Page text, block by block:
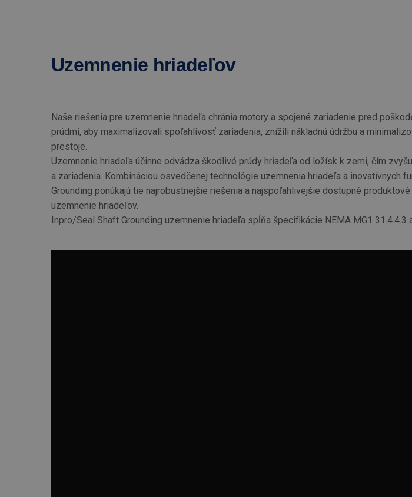
Uzemnenie hriadeľov
Naše riešenia pre uzemnenie hriadeľa chránia motory a spojené zariadenie pred
prúdmi, aby maximalizovali spoľahlivosť zariadenia, znížili nákladnú údržbu a
prestoje.
Uzemnenie hriadeľa účinne odvádza škodlivé prúdy hriadeľa od ložísk k zemi, čím
a zariadenia. Kombináciou osvedčenej technológie uzemnenia hriadeľa a inovatívnych
Grounding ponúkajú tie najrobustnejšie riešenia a najspoľahlivejšie dostupné
uzemnenie hriadeľov.
Inpro/Seal Shaft Grounding uzemnenie hriadeľa spĺňa špecifikácie NEMA MG1 31.4.4.3